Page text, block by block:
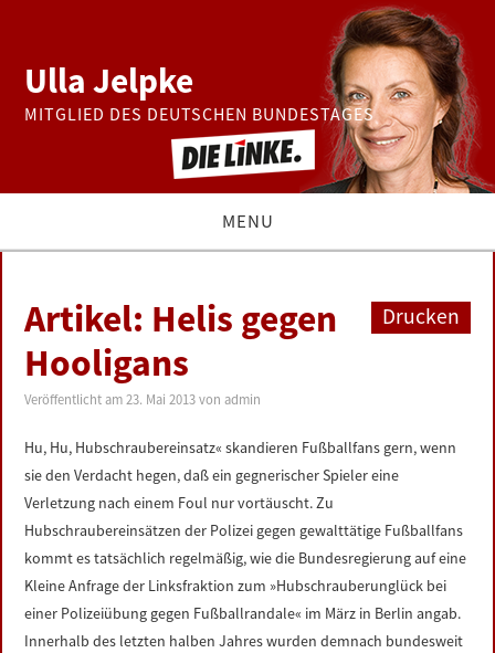
Ulla Jelpke
MITGLIED DES DEUTSCHEN BUNDESTAGES
MENU
BUNDESTAG
PRESSE
ZUR PERSON
LINKS
DATENSCHUTZERKLÄRUNG
IMPRESSUM
Drucken
Artikel: Helis gegen
Hooligans
Veröffentlicht am23. Mai 2013 vonadmin
Hu, Hu, Hubschraubereinsatz« skandieren Fußballfans gern, wenn
sie den Verdacht hegen, daß ein gegnerischer Spieler eine
Verletzung nach einem Foul nur vortäuscht. Zu
Hubschraubereinsätzen der Polizei gegen gewalttätige Fußballfans
kommt es tatsächlich regelmäßig, wie die Bundesregierung auf eine
Kleine Anfrage der Linksfraktion zum »Hubschrauberunglück bei
einer Polizeiübung gegen Fußballrandale« im März in Berlin angab.
Innerhalb des letzten halben Jahres wurden demnach bundesweit